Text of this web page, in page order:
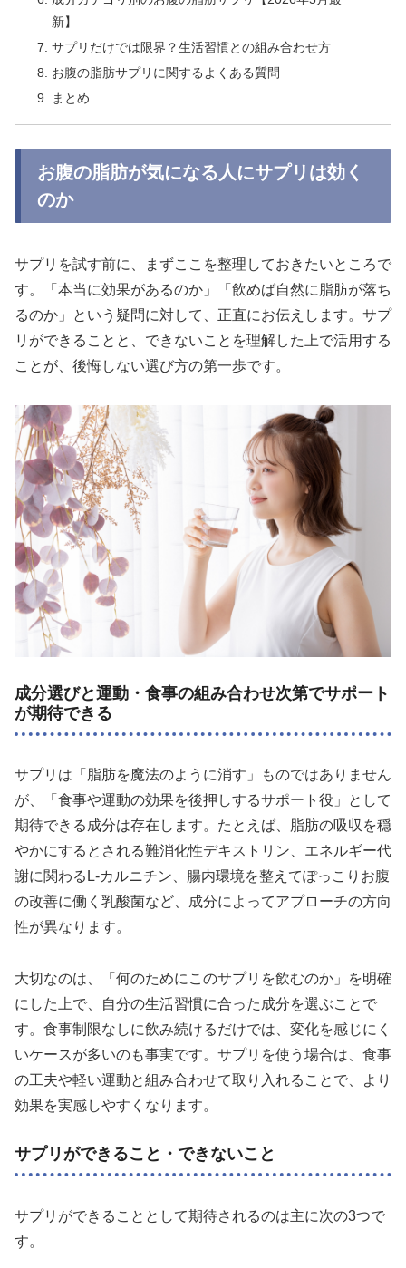
新】
サプリだけでは限界？生活習慣との組み合わせ方
お腹の脂肪サプリに関するよくある質問
まとめ
お腹の脂肪が気になる人にサプリは効く
のか
サプリを試す前に、まずここを整理しておきたいところで
す。「本当に効果があるのか」「飲めば自然に脂肪が落ち
るのか」という疑問に対して、正直にお伝えします。サプ
リができることと、できないことを理解した上で活用する
ことが、後悔しない選び方の第一歩です。
成分選びと運動・食事の組み合わせ次第でサポート
が期待できる
サプリは「脂肪を魔法のように消す」ものではありません
が、「食事や運動の効果を後押しするサポート役」として
期待できる成分は存在します。たとえば、脂肪の吸収を穏
やかにするとされる難消化性デキストリン、エネルギー代
謝に関わるL-カルニチン、腸内環境を整えてぽっこりお腹
の改善に働く乳酸菌など、成分によってアプローチの方向
性が異なります。
大切なのは、「何のためにこのサプリを飲むのか」を明確
にした上で、自分の生活習慣に合った成分を選ぶことで
す。食事制限なしに飲み続けるだけでは、変化を感じにく
いケースが多いのも事実です。サプリを使う場合は、食事
の工夫や軽い運動と組み合わせて取り入れることで、より
効果を実感しやすくなります。
サプリができること・できないこと
サプリができることとして期待されるのは主に次の3つで
す。